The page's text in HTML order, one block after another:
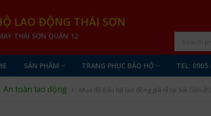
LAO ĐỘNG THÁI SƠN
THÁI SƠN QUẬN 12
SẢN PHẨM TRANG PHỤC BẢO HỘ TEL:
An toàn lao động Mua đồ bảo hộ lao động giá rẻ tại Sài Gòn ở